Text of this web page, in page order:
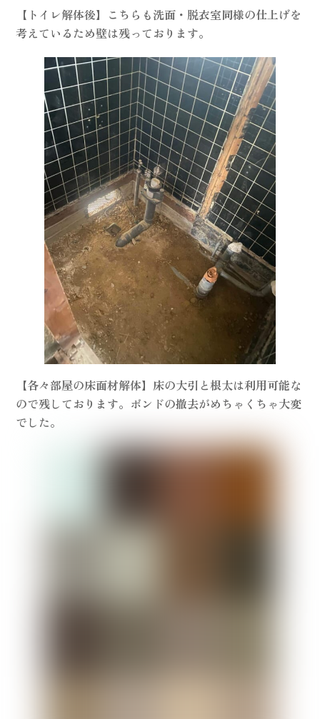
【トイレ解体後】こちらも洗面・脱衣室同様の仕上げを
考えているため壁は残っております。
【各々部屋の床面材解体】床の大引と根太は利用可能な
ので残しております。ボンドの撤去がめちゃくちゃ大変
でした。